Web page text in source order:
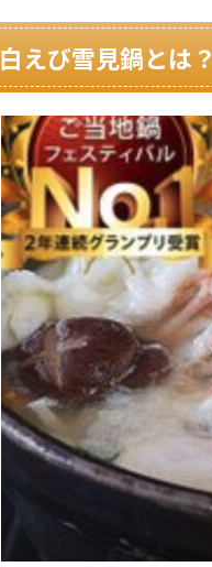
白えび雪見鍋とは？